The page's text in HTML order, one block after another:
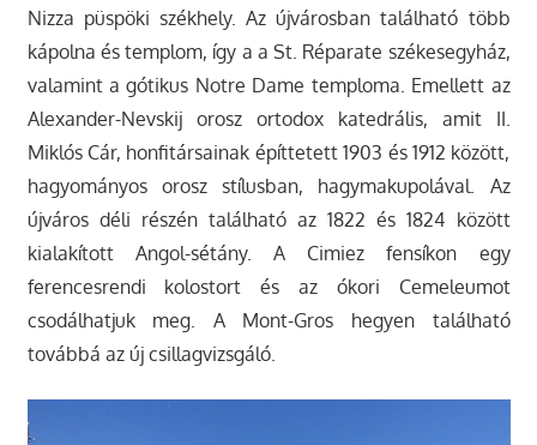
Nizza püspöki székhely. Az újvárosban található több
kápolna és templom, így a a St. Réparate székesegyház,
valamint a gótikus Notre Dame temploma. Emellett az
Alexander-Nevskij orosz ortodox katedrális, amit II.
Miklós Cár, honfitársainak építtetett 1903 és 1912 között,
hagyományos orosz stílusban, hagymakupolával. Az
újváros déli részén található az 1822 és 1824 között
kialakított Angol-sétány. A Cimiez fensíkon egy
ferencesrendi kolostort és az ókori Cemeleumot
csodálhatjuk meg. A Mont-Gros hegyen található
továbbá az új csillagvizsgáló.